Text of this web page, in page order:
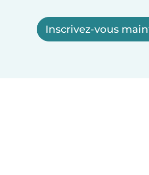
Inscrivez-vous